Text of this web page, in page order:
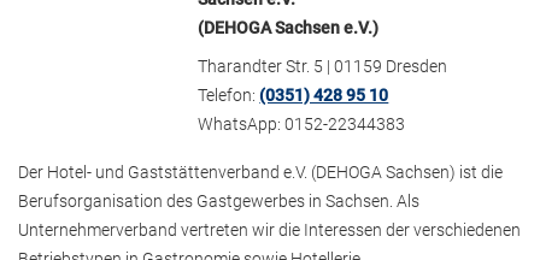
(DEHOGA Sachsen e.V.)
Tharandter Str. 5 | 01159 Dresden
Telefon:(0351) 428 95 10
WhatsApp: 0152-22344383
Der Hotel- und Gaststättenverband e.V. (DEHOGA Sachsen) ist die
Berufsorganisation des Gastgewerbes in Sachsen. Als
Unternehmerverband vertreten wir die Interessen der verschiedenen